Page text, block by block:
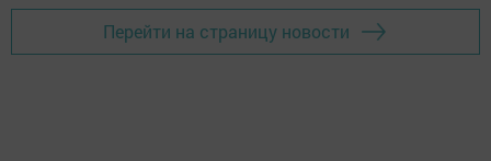
Перейти на страницу новости